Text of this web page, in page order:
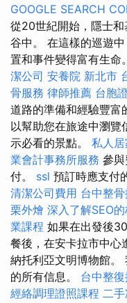
GOOGLE SEARCH
從20世紀開始，隱士
谷中。 在這樣的巡遊
置和事件變得富有生命
潔公司 安養院 新北市
骨服務 律師推薦 台胞
道路的準備和經驗豐富
以幫助您在旅途中瀏覽
示必看的景點。 私人
業會計事務所服務 參
付。 ssl 預訂時應支付
清潔公司費用 台中整
栗外燴 深入了解SEO
業課程 如果在出發後
餐後，在安卡拉市中心
納托利亞文明博物館。
的所有信息。 台中整
經絡調理證照課程 二